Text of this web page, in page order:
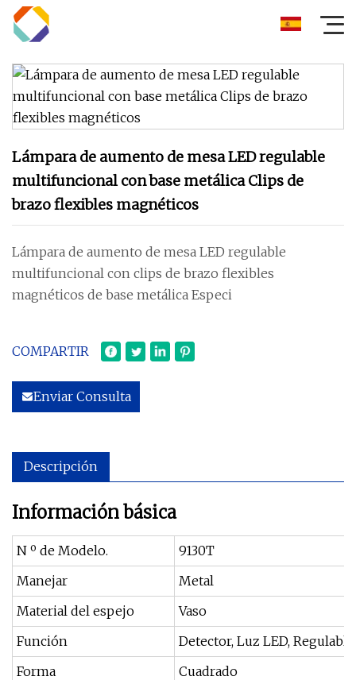
Lámpara de aumento de mesa LED regulable
multifuncional con base metálica Clips de
brazo flexibles magnéticos
Lámpara de aumento de mesa LED regulable
multifuncional con clips de brazo flexibles
magnéticos de base metálica Especi
COMPARTIR
Enviar Consulta
Descripción
Información básica
N º de Modelo.
9130T
Manejar
Metal
Material del espejo
Vaso
Función
Detector, Luz LED, Regulable
Forma
Cuadrado